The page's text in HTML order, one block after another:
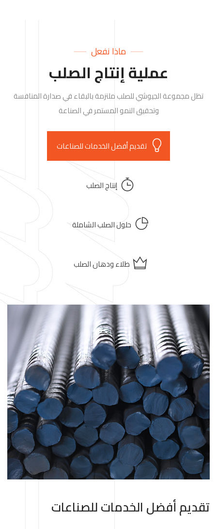
ماذا نفعل
عملية إنتاج الصلب
تظل مجموعة الجيوشي للصلب ملتزمة بالبقاء في صدارة المنافسة
وتحقيق النمو المستمر في الصناعة
تقديم أفضل الخدمات للصناعات
إنتاج الصلب
حلول الصلب الشاملة
طلاء ودهان الصلب
تقديم أفضل الخدمات للصناعات